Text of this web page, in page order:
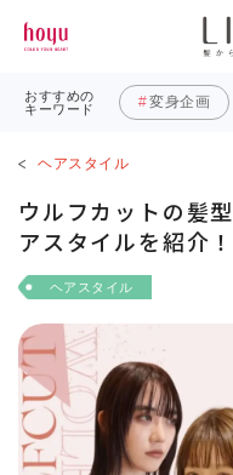
おすすめの
キーワード
変身企画
ヘアスタイル
ウルフカットの髪
アスタイルを紹介！
ヘアスタイル